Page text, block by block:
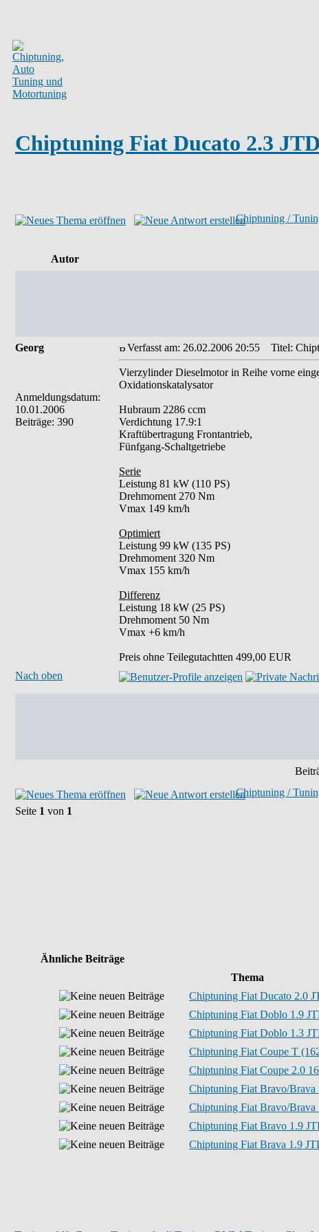
Chiptuning Fiat Ducato 2.3
Chiptuning /
Autor
Georg
Anmeldungsdatum:
10.01.2006
Beiträge: 390
Verfasst am: 26.02.2006 20:55 Titel:
Vierzylinder Dieselmotor in Reihe vorne
Oxidationskatalysator
Hubraum 2286 ccm
Verdichtung 17.9:1
Kraftübertragung Frontantrieb,
Fünfgang-Schaltgetriebe
Serie
Leistung 81 kW (110 PS)
Drehmoment 270 Nm
Vmax 149 km/h
Optimiert
Leistung 99 kW (135 PS)
Drehmoment 320 Nm
Vmax 155 km/h
Differenz
Leistung 18 kW (25 PS)
Drehmoment 50 Nm
Vmax +6 km/h
Preis ohne Teilegutachtten 499,00 EUR
Nach oben
Chiptuning /
Seite 1 von 1
Ähnliche Beiträge
Thema
Chiptuning Fiat Ducato 2.0
Chiptuning Fiat Doblo 1.9
Chiptuning Fiat Doblo 1.3
Chiptuning Fiat Coupe T
Chiptuning Fiat Coupe 2.0
Chiptuning Fiat Bravo/Brava
Chiptuning Fiat Bravo/Brava
Chiptuning Fiat Bravo 1.9
Chiptuning Fiat Brava 1.9